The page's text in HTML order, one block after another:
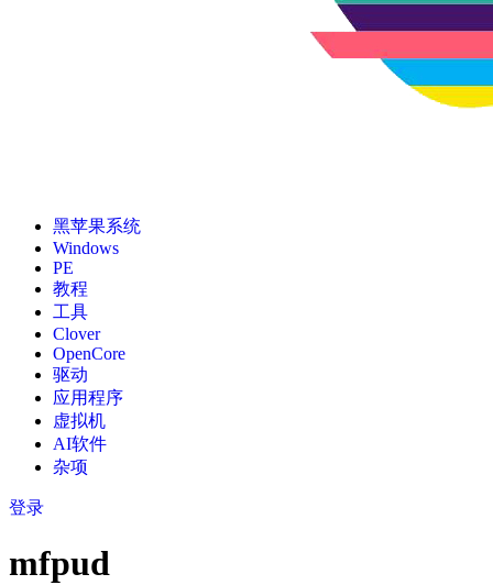
黑苹果系统
Windows
PE
教程
工具
Clover
OpenCore
驱动
应用程序
虚拟机
AI软件
杂项
登录
mfpud